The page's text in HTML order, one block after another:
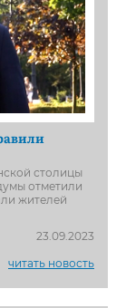
столицы
отметили
жителей
23.09.2023
читать новость